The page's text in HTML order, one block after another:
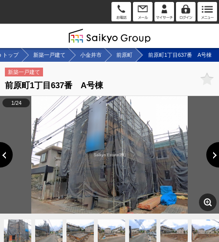
トップ 新築一戸建て 小金井市 前原町 前原町1丁目637番 A号棟
新築一戸建て
前原町1丁目637番 A号棟
1/24